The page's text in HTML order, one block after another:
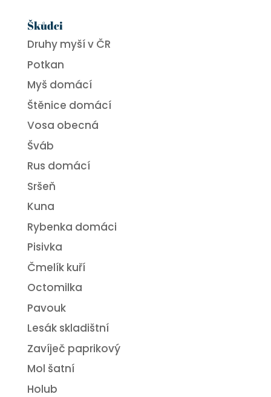
Škůdci
Druhy myší v ČR
Potkan
Myš domácí
Štěnice domácí
Vosa obecná
Šváb
Rus domácí
Sršeň
Kuna
Rybenka domáci
Pisivka
Čmelík kuří
Octomilka
Pavouk
Lesák skladištní
Zavíječ paprikový
Mol šatní
Holub